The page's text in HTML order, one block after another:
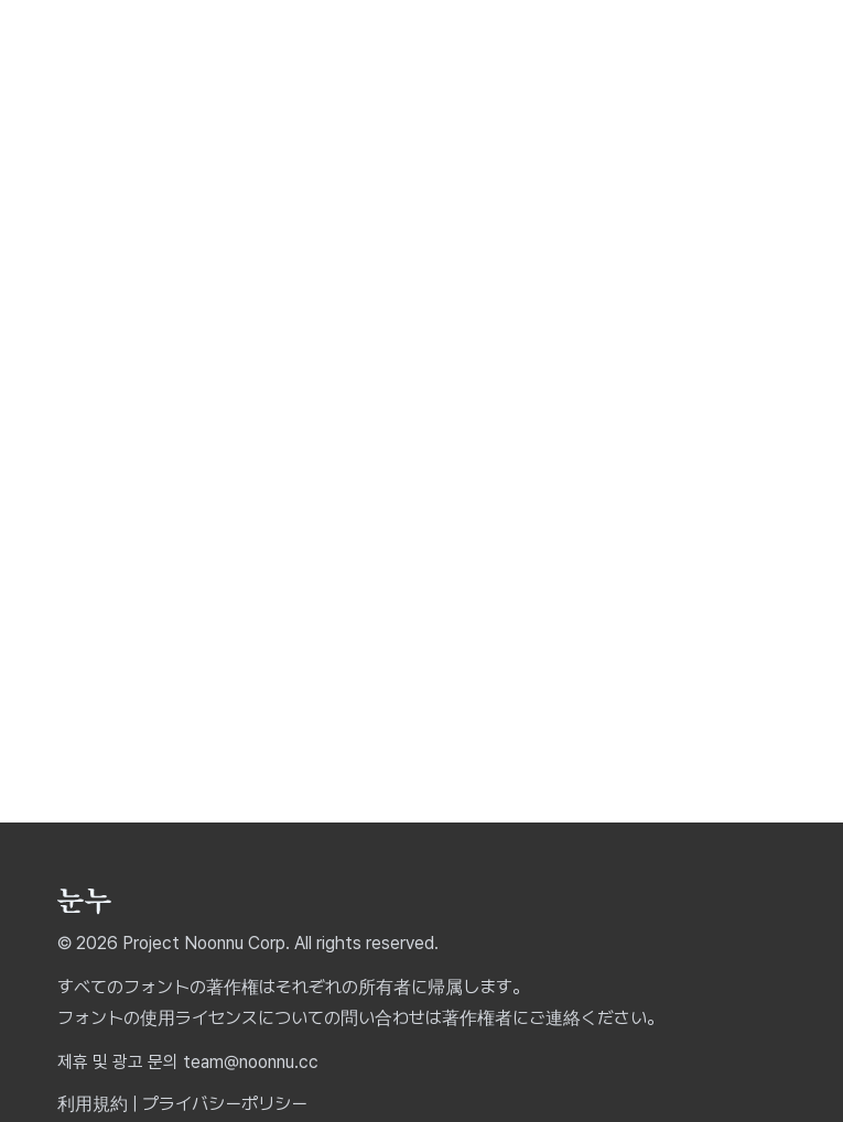
© 2026 Project Noonnu Corp. All rights reserved.
すべてのフォントの著作権はそれぞれの所有者に帰属します。
フォントの使用ライセンスについての問い合わせは著作権者にご連絡ください。
제휴 및 광고 문의 team@noonnu.cc
利用規約
プライバシーポリシー